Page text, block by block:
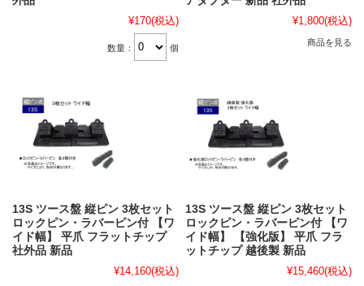
¥170(税込)
数量： 個
¥1,800(税込)
商品を見る
13S ツース盤 縦ピン 3枚セット
ロックピン・ラバーピン付 【ワ
イド幅】 平爪 フラットチップ
社外品 新品
¥14,160(税込)
13S ツース盤 縦ピン 3枚セット
ロックピン・ラバーピン付 【ワ
イド幅】 【強化版】 平爪 フラ
ットチップ 越後製 新品
¥15,460(税込)